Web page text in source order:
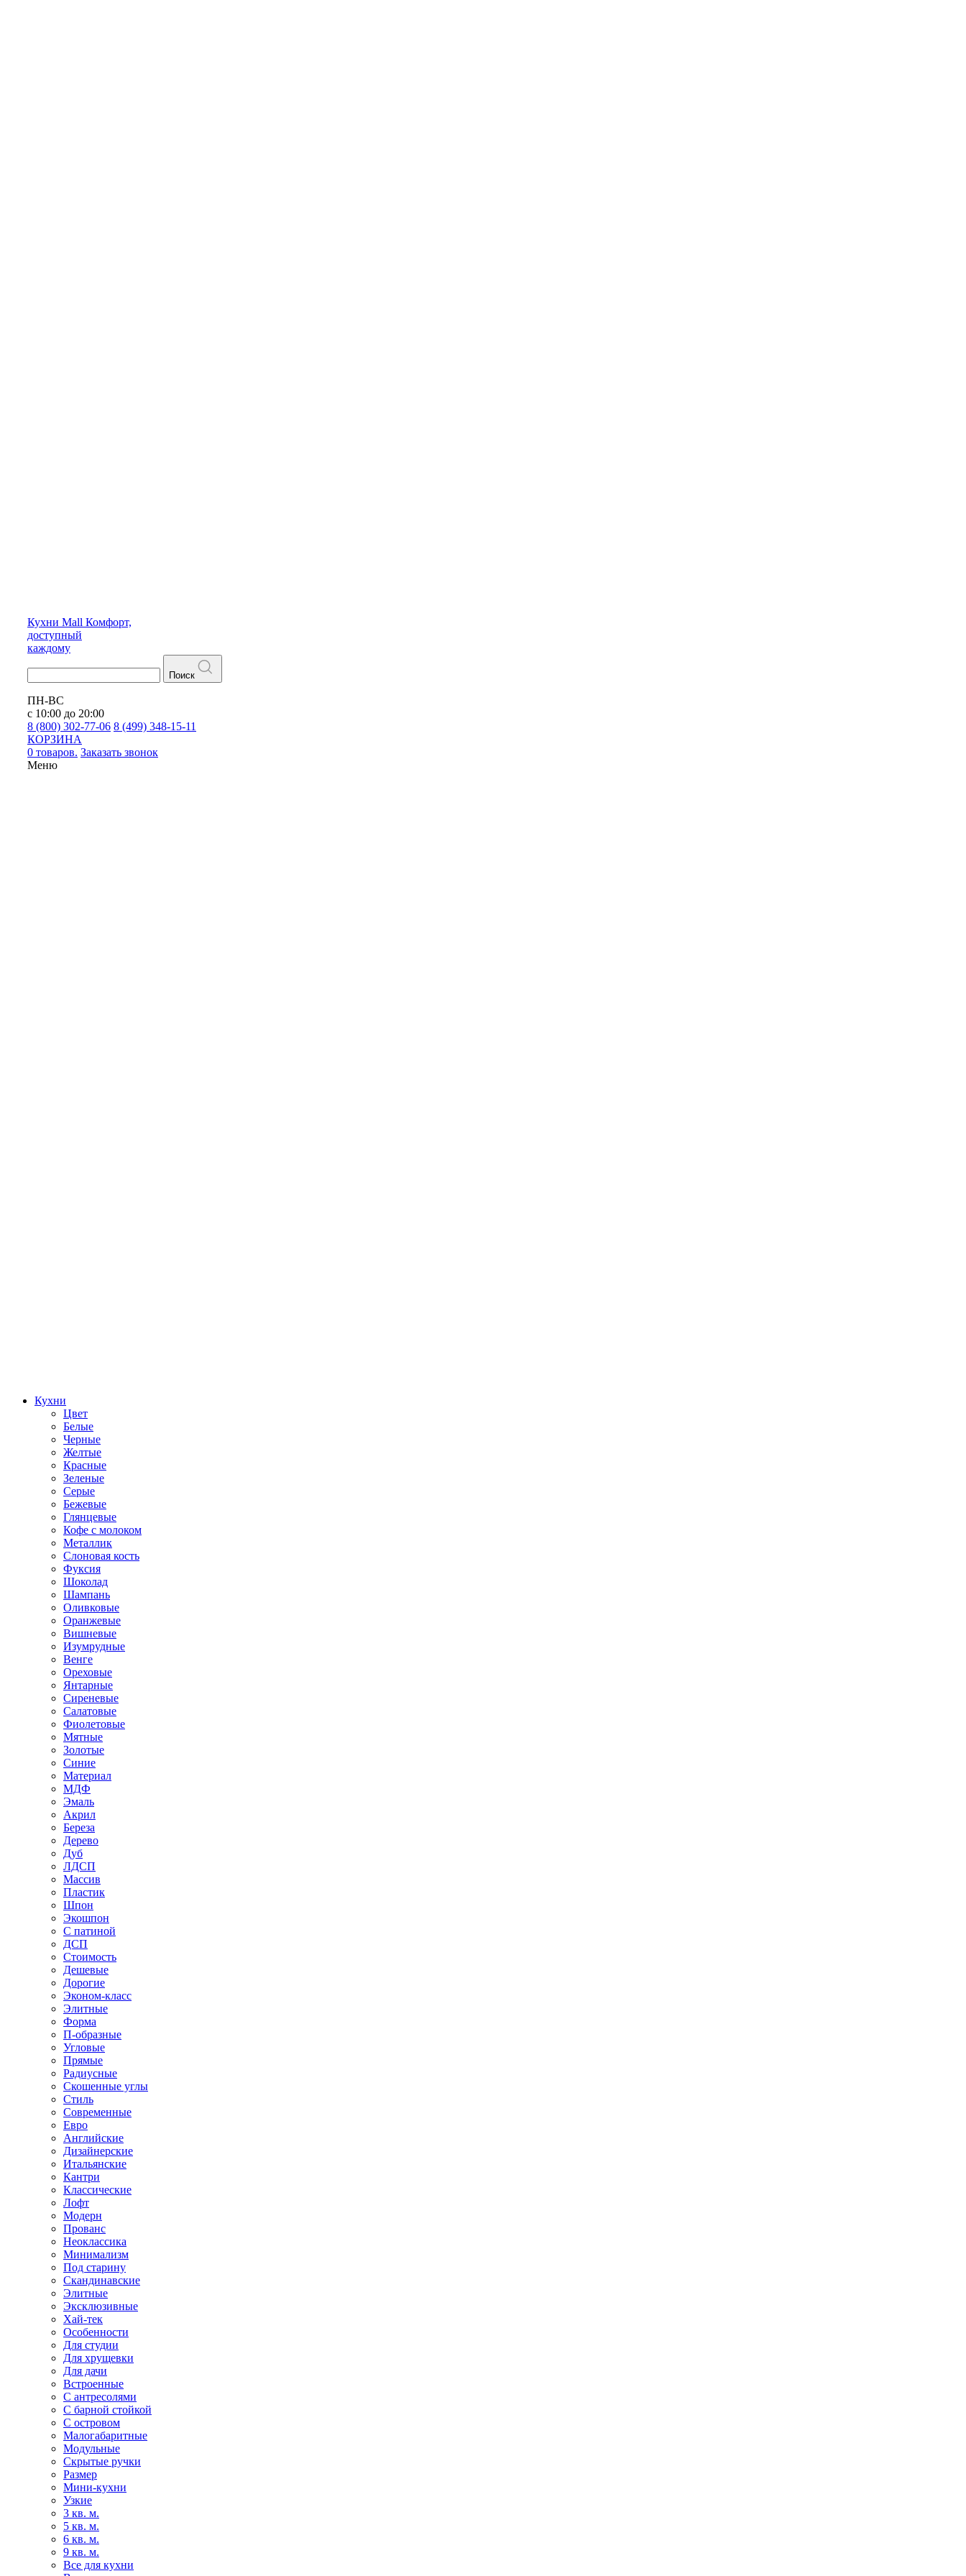
Кухни Mall Комфорт,
доступный
каждому
Поиск
ПН-ВС
с 10:00 до 20:00
8 (800) 302-77-06 8 (499) 348-15-11
КОРЗИНА
0 товаров. Заказать звонок
Меню
Кухни
Цвет
Белые
Черные
Желтые
Красные
Зеленые
Серые
Бежевые
Глянцевые
Кофе с молоком
Металлик
Слоновая кость
Фуксия
Шоколад
Шампань
Оливковые
Оранжевые
Вишневые
Изумрудные
Венге
Ореховые
Янтарные
Сиреневые
Салатовые
Фиолетовые
Мятные
Золотые
Синие
Материал
МДФ
Эмаль
Акрил
Береза
Дерево
Дуб
ЛДСП
Массив
Пластик
Шпон
Экошпон
С патиной
ДСП
Стоимость
Дешевые
Дорогие
Эконом-класс
Элитные
Форма
П-образные
Угловые
Прямые
Радиусные
Скошенные углы
Стиль
Современные
Евро
Английские
Дизайнерские
Итальянские
Кантри
Классические
Лофт
Модерн
Прованс
Неоклассика
Минимализм
Под старину
Скандинавские
Элитные
Эксклюзивные
Хай-тек
Особенности
Для студии
Для хрущевки
Для дачи
Встроенные
С антресолями
С барной стойкой
С островом
Малогабаритные
Модульные
Скрытые ручки
Размер
Мини-кухни
Узкие
3 кв. м.
5 кв. м.
6 кв. м.
9 кв. м.
Все для кухни